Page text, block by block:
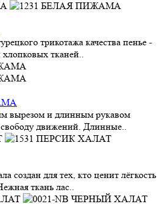
трикотажа качества пенье -
тканей..
вырезом и длинным рукавом
движений. Длинные..
создан для тех, кто ценит лёгкость
ткань лас..